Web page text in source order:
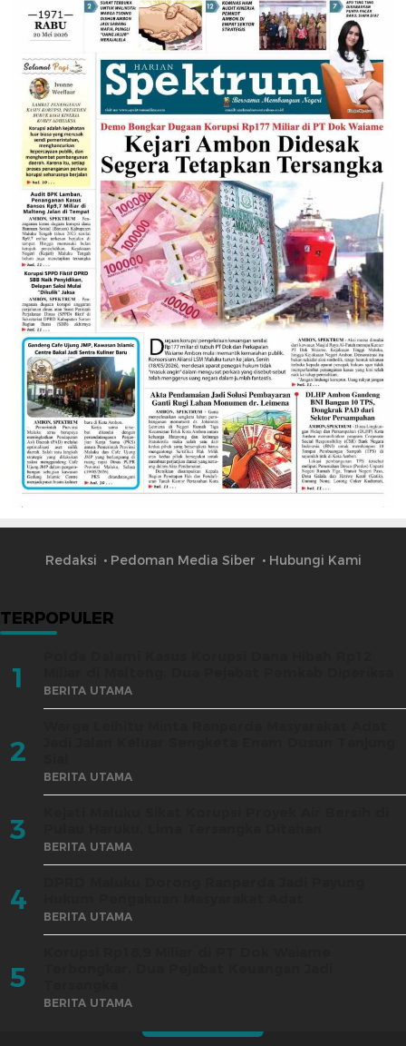
Redaksi Pedoman Media Siber Hubungi Kami
TERPOPULER
1 BERITA UTAMA
2
BERITA UTAMA
3 BERITA UTAMA
4 BERITA UTAMA
5
BERITA UTAMA